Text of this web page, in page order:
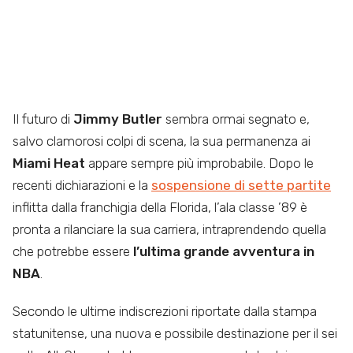
Il futuro di Jimmy Butler sembra ormai segnato e,
salvo clamorosi colpi di scena, la sua permanenza ai
Miami Heat appare sempre più improbabile. Dopo le
recenti dichiarazioni e la sospensione di sette partite
inflitta dalla franchigia della Florida, l’ala classe ’89 è
pronta a rilanciare la sua carriera, intraprendendo quella
che potrebbe essere l’ultima grande avventura in
NBA
Secondo le ultime indiscrezioni riportate dalla stampa
statunitense, una nuova e possibile destinazione per il sei